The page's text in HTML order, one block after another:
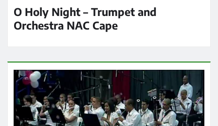
O Holy Night – Trumpet and
Orchestra NAC Cape